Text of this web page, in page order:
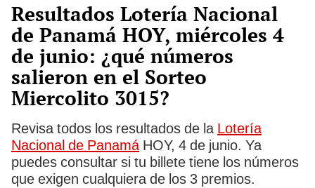
Resultados Lotería Nacional
de Panamá HOY, miércoles 4
de junio: ¿qué números
salieron en el Sorteo
Miercolito 3015?
Revisa todos los resultados de la Lotería
Nacional de PanamáHOY, 4 de junio. Ya
puedes consultar si tu billete tiene los números
que exigen cualquiera de los 3 premios.